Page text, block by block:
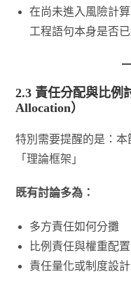
在尚未進入風險計
工程語句本身是否
2.3 責任分配與比例
Allocation）
特別需要提醒的是：
「理論框架」
既有討論多為：
多方責任如何分攤
比例責任與權重配置
責任量化或制度設計